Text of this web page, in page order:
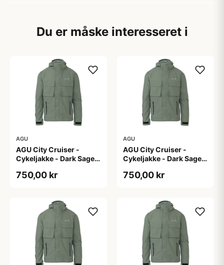
Du er måske interesseret i
AGU
AGU City Cruiser -
Cykeljakke - Dark Sage -
750,00 kr
AGU
AGU City Cruiser -
Cykeljakke - Dark Sage -
750,00 kr